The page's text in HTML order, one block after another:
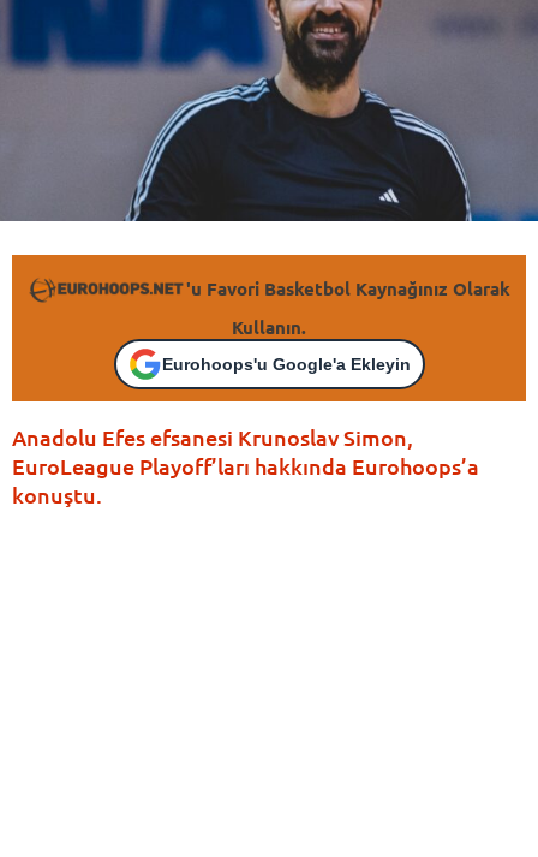
'u Favori Basketbol Kaynağınız Olarak
Kullanın.
Eurohoops'u Google'a Ekleyin
Anadolu Efes efsanesi Krunoslav Simon,
EuroLeague Playoff’ları hakkında Eurohoops’a
konuştu.